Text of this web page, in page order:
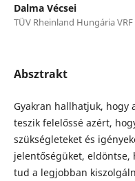
Dalma Vécsei
TÜV Rheinland Hungária
Absztrakt
Gyakran hallhatjuk, hogy
teszik felelőssé azért,
szükségleteket és
jelentőségüket, eldöntse,
tud a legjobban